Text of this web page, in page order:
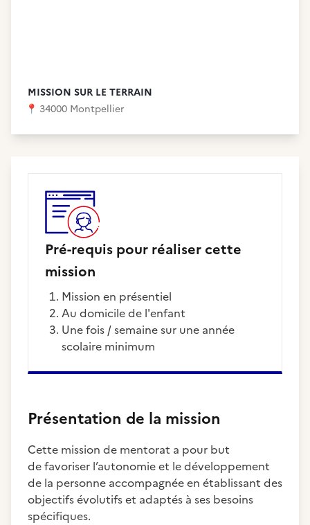
MISSION SUR LE TERRAIN
📍 34000 Montpellier
Pré-requis pour réaliser cette
mission
Mission en présentiel
Au domicile de l'enfant
une fois / semaine sur une année
scolaire minimum
Présentation de la mission
Cette mission de mentorat a pour but
de favoriser l’autonomie et le développement
de la personne accompagnée en établissant des
objectifs évolutifs et adaptés à ses besoins
spécifiques.